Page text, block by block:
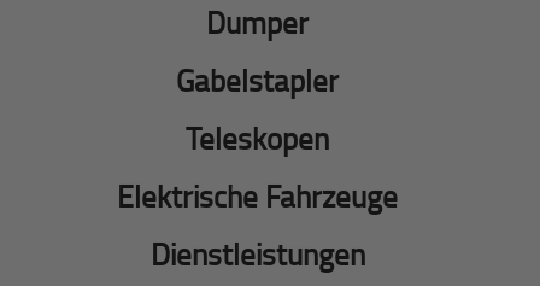
Dumper
Gabelstapler
Teleskopen
Elektrische Fahrzeuge
Dienstleistungen